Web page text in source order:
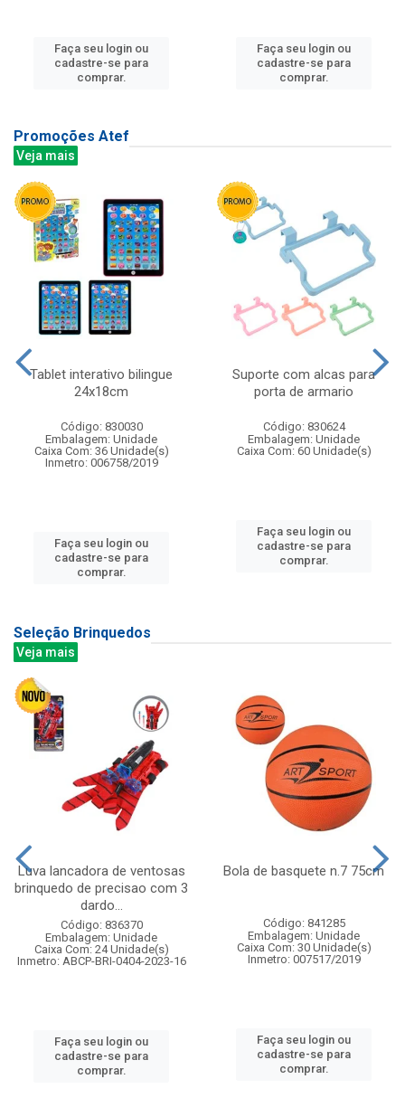
Faça seu login ou
cadastre-se para
comprar.
Faça seu login ou
cadastre-se para
comprar.
Promoções Atef
Veja mais
Tablet interativo bilingue
24x18cm
Código: 830030
Embalagem: Unidade
Caixa Com: 36 Unidade(s)
Inmetro: 006758/2019
Faça seu login ou
cadastre-se para
comprar.
Suporte com alcas para
porta de armario
Código: 830624
Embalagem: Unidade
Caixa Com: 60 Unidade(s)
Faça seu login ou
cadastre-se para
comprar.
Seleção Brinquedos
Veja mais
Luva lancadora de ventosas
brinquedo de precisao com 3
dardo...
Código: 836370
Embalagem: Unidade
Caixa Com: 24 Unidade(s)
Inmetro: ABCP-BRI-0404-2023-16
Faça seu login ou
cadastre-se para
comprar.
Bola de basquete n.7 75cm
Código: 841285
Embalagem: Unidade
Caixa Com: 30 Unidade(s)
Inmetro: 007517/2019
Faça seu login ou
cadastre-se para
comprar.